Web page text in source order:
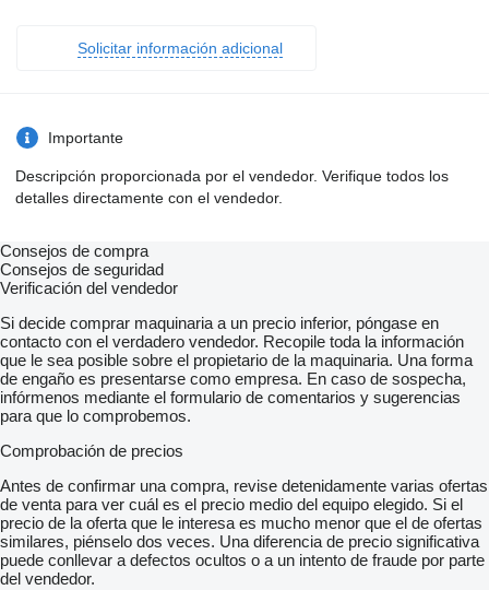
Solicitar información adicional
Importante
Descripción proporcionada por el vendedor. Verifique todos los
detalles directamente con el vendedor.
Consejos de compra
Consejos de seguridad
Verificación del vendedor
Si decide comprar maquinaria a un precio inferior, póngase en
contacto con el verdadero vendedor. Recopile toda la información
que le sea posible sobre el propietario de la maquinaria. Una forma
de engaño es presentarse como empresa. En caso de sospecha,
infórmenos mediante el formulario de comentarios y sugerencias
para que lo comprobemos.
Comprobación de precios
Antes de confirmar una compra, revise detenidamente varias ofertas
de venta para ver cuál es el precio medio del equipo elegido. Si el
precio de la oferta que le interesa es mucho menor que el de ofertas
similares, piénselo dos veces. Una diferencia de precio significativa
puede conllevar a defectos ocultos o a un intento de fraude por parte
del vendedor.